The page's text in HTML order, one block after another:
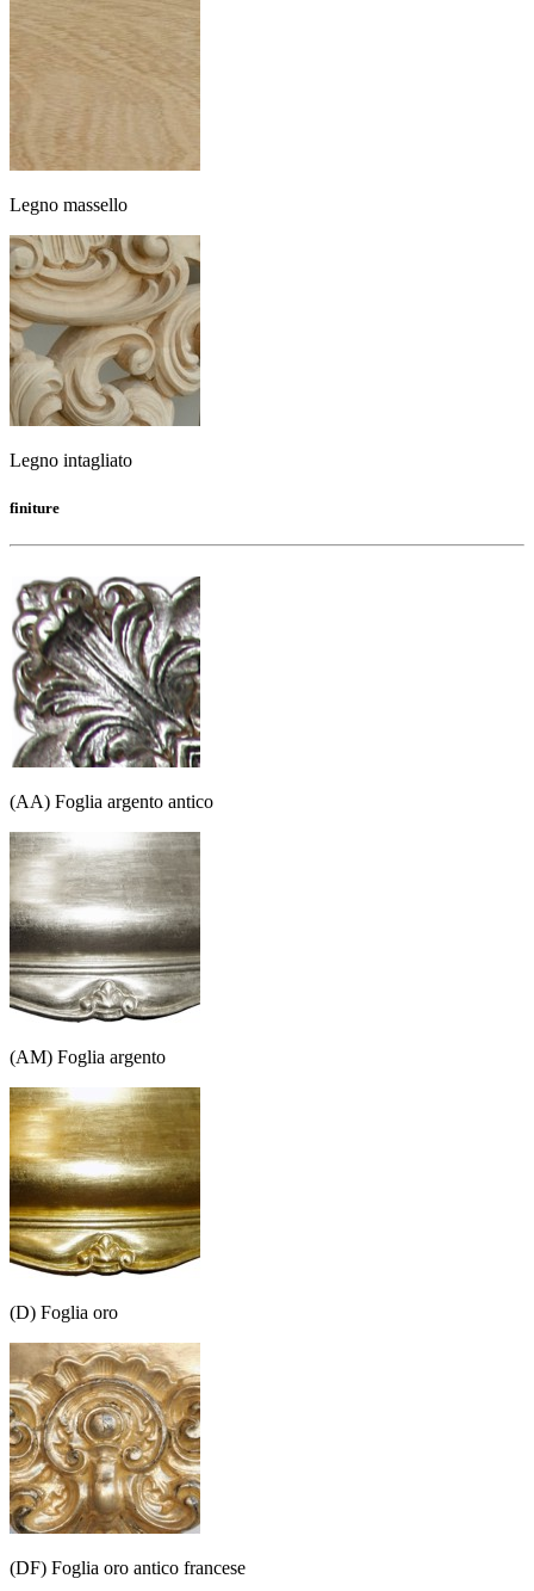
Legno massello
Legno intagliato
finiture
(AA) Foglia argento antico
(AM) Foglia argento
(D) Foglia oro
(DF) Foglia oro antico francese